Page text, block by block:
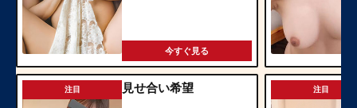
今すぐ見る
注目 見せ合い希望 注目